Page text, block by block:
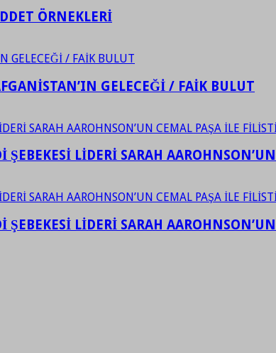
ÖRNEKLERİ
GELECEĞİ / FAİK BULUT
ŞEBEKESİ LİDERİ SARAH
ŞEBEKESİ LİDERİ SARAH